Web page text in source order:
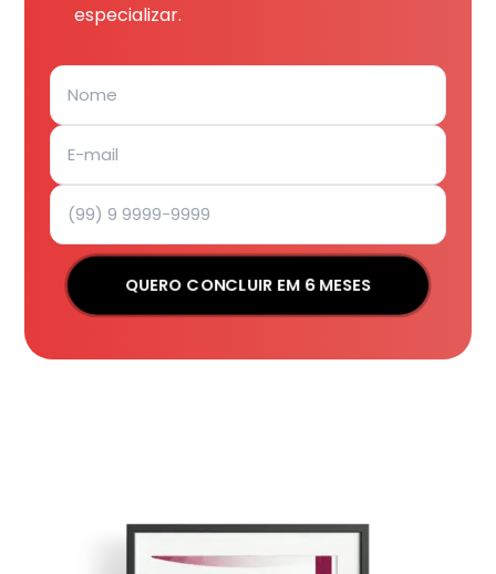
especializar.
QUERO CONCLUIR EM 6 MESES